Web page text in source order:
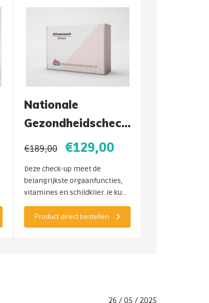
Nationale
Gezondheidscheck-
€189,00 €129,00
Deze check-up meet de
belangrijkste orgaanfuncties,
vitamines en schildklier. Je kunt
dit onderzoek eenvoudig
aanvullen met de volgende
relevante onderzoeken voor
Product direct bestellen
26 / 05 / 2025